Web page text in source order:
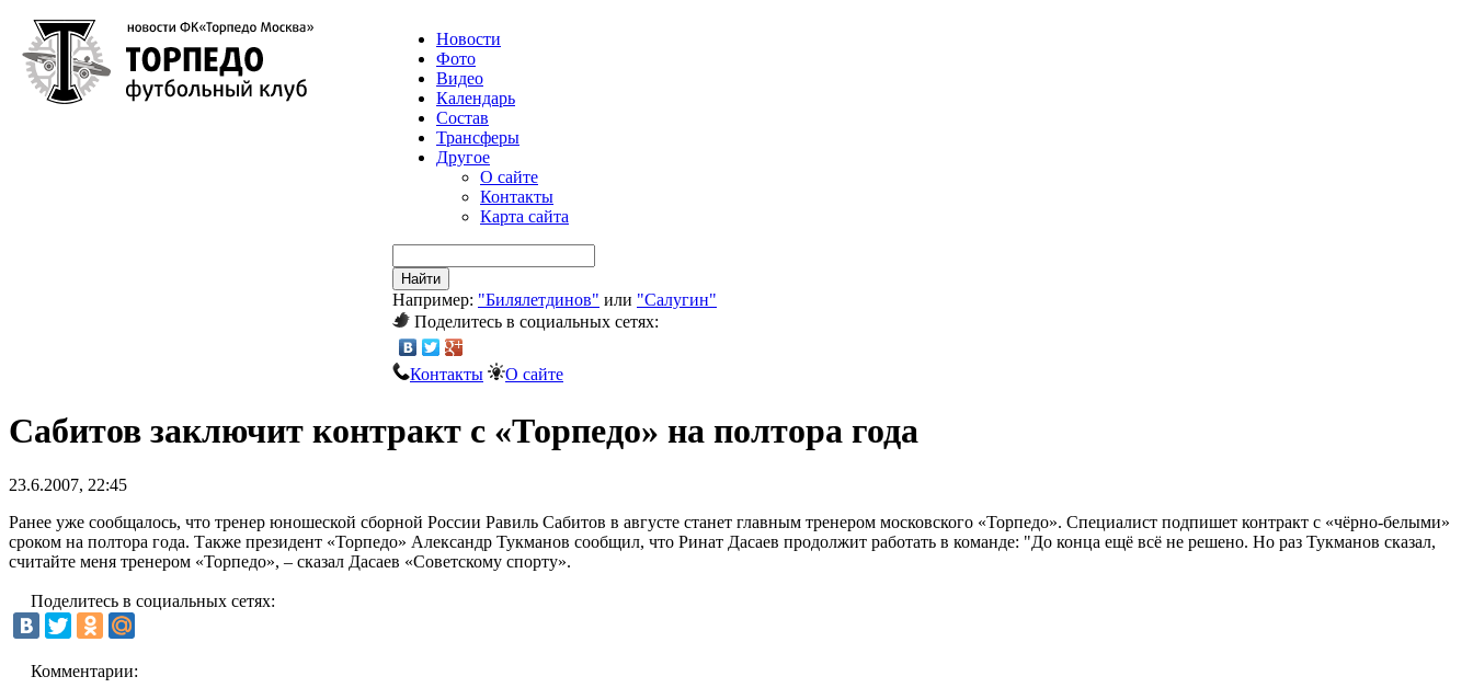
Новости
Фото
Видео
Календарь
Состав
Трансферы
Другое
О сайте
Контакты
Карта сайта
Найти
Например: "Билялетдинов" или "Салугин"
Поделитесь в социальных сетях:
Контакты О сайте
Сабитов заключит контракт с «Торпедо» на полтора года
23.6.2007, 22:45
Ранее уже сообщалось, что тренер юношеской сборной России Равиль Сабитов в августе станет главным тренером московского «Торпедо». Специалист подпишет контракт с «чёрно-белыми»
сроком на полтора года. Также президент «Торпедо» Александр Тукманов сообщил, что Ринат Дасаев продолжит работать в команде: "До конца ещё всё не решено. Но раз Тукманов сказал,
считайте меня тренером «Торпедо», – сказал Дасаев «Советскому спорту».
Поделитесь в социальных сетях:
Комментарии: